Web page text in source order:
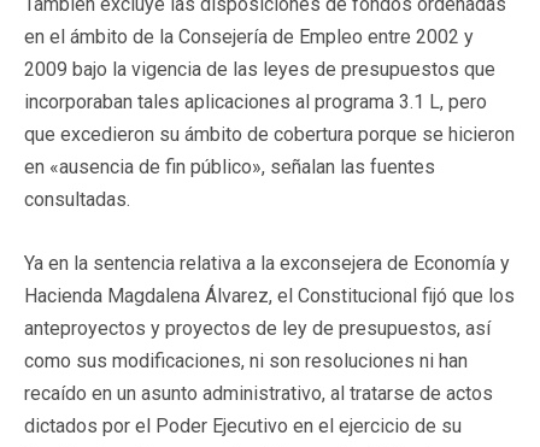
en el ámbito de la Consejería de Empleo entre 2002 y
2009 bajo la vigencia de las leyes de presupuestos que
incorporaban tales aplicaciones al programa 3.1 L, pero
que excedieron su ámbito de cobertura porque se hicieron
en «ausencia de fin público», señalan las fuentes
consultadas.
Ya en la sentencia relativa a la exconsejera de Economía y
Hacienda Magdalena Álvarez, el Constitucional fijó que los
anteproyectos y proyectos de ley de presupuestos, así
como sus modificaciones, ni son resoluciones ni han
recaído en un asunto administrativo, al tratarse de actos
dictados por el Poder Ejecutivo en el ejercicio de su